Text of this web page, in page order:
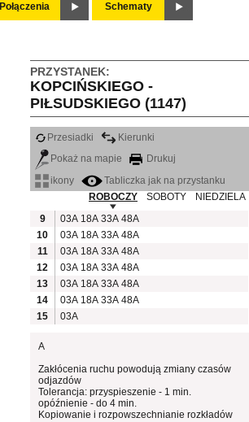
Połączenia Schematy
PRZYSTANEK:
KOPCIŃSKIEGO -
PIŁSUDSKIEGO (1147)
Przesiadki
Kierunki
Pokaż na mapie
Drukuj
ikony
Tabliczka jak na przystanku
ROBOCZY
SOBOTY
NIEDZIELA
9
03A 18A 33A 48A
10
03A 18A 33A 48A
11
03A 18A 33A 48A
12
03A 18A 33A 48A
13
03A 18A 33A 48A
14
03A 18A 33A 48A
15
03A
A
Zakłócenia ruchu powodują zmiany czasów
odjazdów
Tolerancja: przyspieszenie - 1 min.
opóźnienie - do 4 min.
Kopiowanie i rozpowszechnianie rozkładów